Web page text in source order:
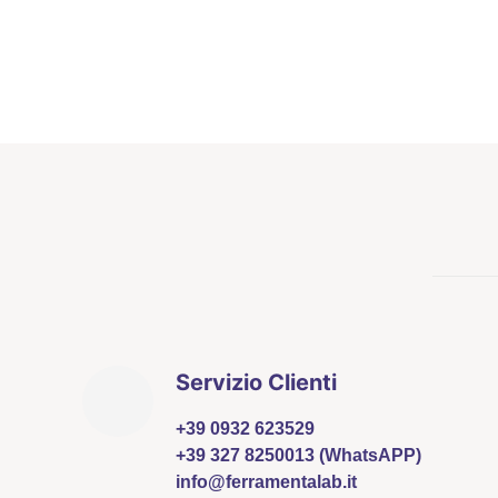
Servizio Clienti
+39 0932 623529
+39 327 8250013 (WhatsAPP)
info@ferramentalab.it